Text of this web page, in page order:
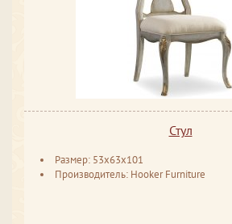
Стул
Размер: 53x63x101
Производитель: Hooker Furniture